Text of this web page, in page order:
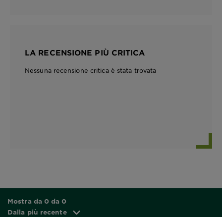
LA RECENSIONE PIÙ CRITICA
Nessuna recensione critica è stata trovata
Mostra da 0 da 0
Dalla più recente